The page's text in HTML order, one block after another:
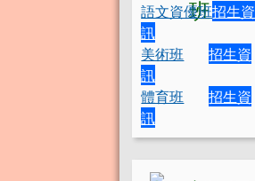
語文資優班招生資
訊
美術班
招生資
訊
體育班
招生資
訊